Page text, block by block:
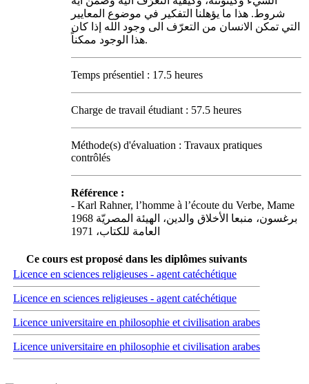
شروط. هذا ما يؤهلنا التفكير في موضوع المعايير
التي تمكن الانسان من التعرّف الى وجود الله إذا كان
هذا الوجود ممكناً.
Temps présentiel : 17.5 heures
Charge de travail étudiant : 57.5 heures
Méthode(s) d'évaluation : Travaux pratiques
contrôlés
Référence :
- Karl Rahner, l’homme à l’écoute du Verbe, Mame
1968 برغسون، منبعا الأخلاق والدين، الهيئة المصريّة
العامة للكتاب، 1971
Ce cours est proposé dans les diplômes suivants
Licence en sciences religieuses - agent catéchétique
Licence en sciences religieuses - agent catéchétique
Licence universitaire en philosophie et civilisation arabes
Licence universitaire en philosophie et civilisation arabes